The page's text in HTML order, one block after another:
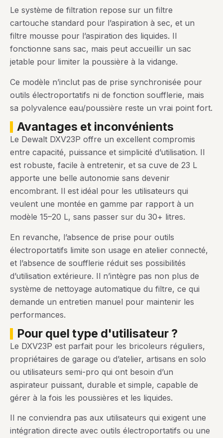
Le système de filtration repose sur un filtre
cartouche standard pour l’aspiration à sec, et un
filtre mousse pour l’aspiration des liquides. Il
fonctionne sans sac, mais peut accueillir un sac
jetable pour limiter la poussière à la vidange.
Ce modèle n’inclut pas de prise synchronisée pour
outils électroportatifs ni de fonction soufflerie, mais
sa polyvalence eau/poussière reste un vrai point fort.
avantages et inconvénients
Le Dewalt DXV23P offre un excellent compromis
entre capacité, puissance et simplicité d’utilisation. Il
est robuste, facile à entretenir, et sa cuve de 23 L
apporte une belle autonomie sans devenir
encombrant. Il est idéal pour les utilisateurs qui
veulent une montée en gamme par rapport à un
modèle 15–20 L, sans passer sur du 30+ litres.
En revanche, l’absence de prise pour outils
électroportatifs limite son usage en atelier connecté,
et l’absence de soufflerie réduit ses possibilités
d’utilisation extérieure. Il n’intègre pas non plus de
système de nettoyage automatique du filtre, ce qui
demande un entretien manuel pour maintenir les
performances.
pour quel type d'utilisateur ?
Le DXV23P est parfait pour les bricoleurs réguliers,
propriétaires de garage ou d’atelier, artisans en solo
ou utilisateurs semi-pro qui ont besoin d’un
aspirateur puissant, durable et simple, capable de
gérer à la fois les poussières et les liquides.
Il ne conviendra pas aux utilisateurs qui exigent une
intégration directe avec outils électroportatifs ou une